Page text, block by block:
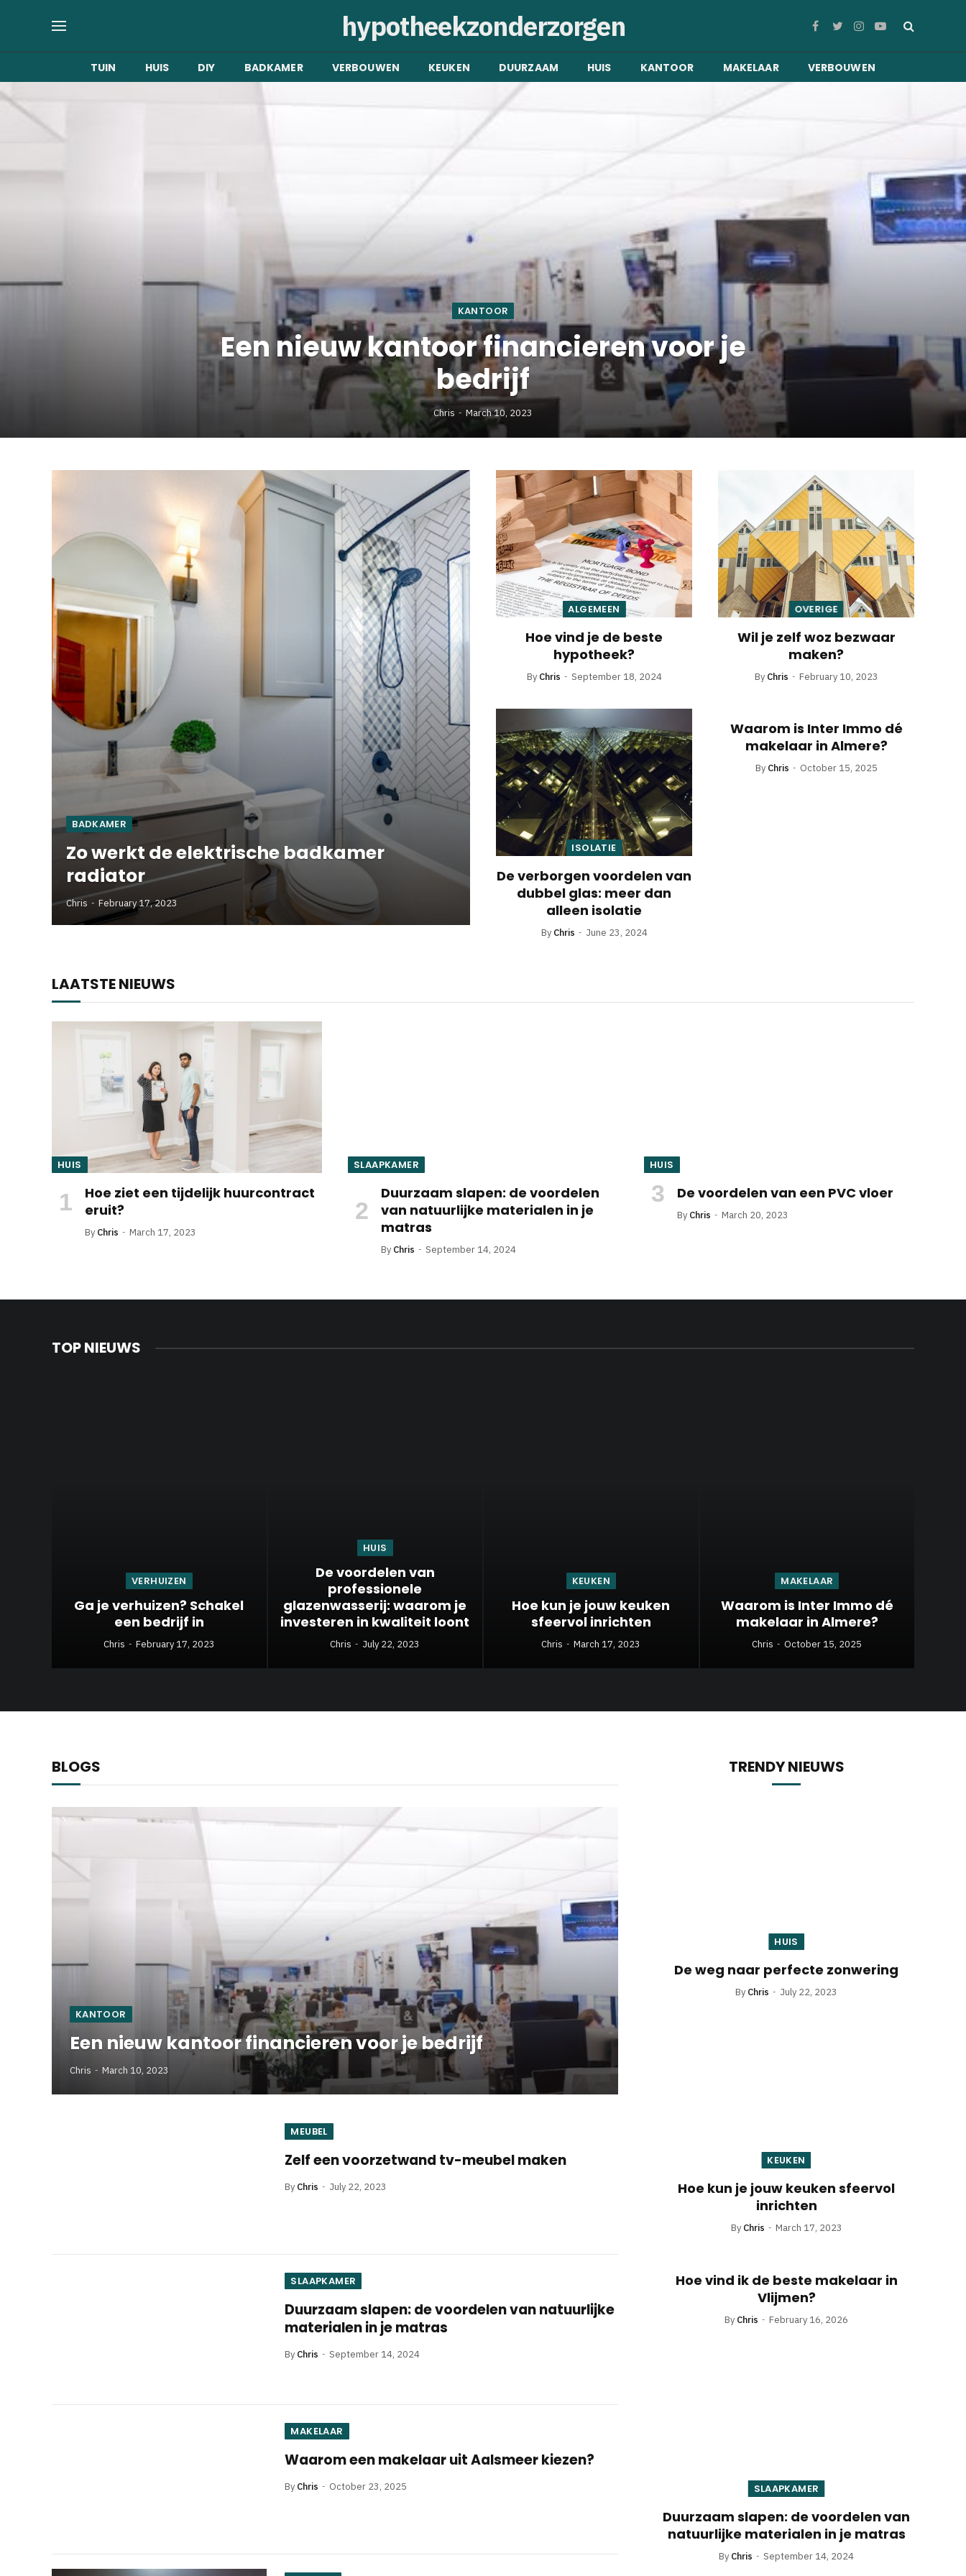
hypotheekzonderzorgen Facebook
TwitterInstagram
YouTube
TUIN HUIS DIY BADKAMER VERBOUWEN KEUKEN DUURZAAM HUIS KANTOOR MAKELAAR VERBOUWEN
KANTOOR
Een nieuw kantoor financieren voor je
bedrijf
Chris March 10, 2023
BADKAMER
Zo werkt de elektrische badkamer
radiator
Chris February 17, 2023
ALGEMEEN
Hoe vind je de beste
hypotheek?
By Chris September 18, 2024
OVERIGE
Wil je zelf woz bezwaar
maken?
By Chris February 10, 2023
ISOLATIE
De verborgen voordelen van
dubbel glas: meer dan
alleen isolatie
By Chris June 23, 2024
Waarom is Inter Immo dé
makelaar in Almere?
By Chris October 15, 2025
LAATSTE NIEUWS
HUIS
Hoe ziet een tijdelijk huurcontract
eruit?
By Chris March 17, 2023
SLAAPKAMER
Duurzaam slapen: de voordelen
van natuurlijke materialen in je
matras
By Chris September 14, 2024
HUIS
De voordelen van een PVC vloer
By Chris March 20, 2023
TOP NIEUWS
VERHUIZEN
Ga je verhuizen? Schakel
een bedrijf in
Chris February 17, 2023
HUIS
De voordelen van
professionele
glazenwasserij: waarom je
investeren in kwaliteit loont
Chris July 22, 2023
KEUKEN
Hoe kun je jouw keuken
sfeervol inrichten
Chris March 17, 2023
MAKELAAR
Waarom is Inter Immo dé
makelaar in Almere?
Chris October 15, 2025
BLOGS
KANTOOR
Een nieuw kantoor financieren voor je bedrijf
Chris March 10, 2023
MEUBEL
Zelf een voorzetwand tv-meubel maken
By Chris July 22, 2023
SLAAPKAMER
Duurzaam slapen: de voordelen van natuurlijke
materialen in je matras
By Chris September 14, 2024
MAKELAAR
Waarom een makelaar uit Aalsmeer kiezen?
By Chris October 23, 2025
TRENDY NIEUWS
HUIS
De weg naar perfecte zonwering
By Chris July 22, 2023
KEUKEN
Hoe kun je jouw keuken sfeervol
inrichten
By Chris March 17, 2023
Hoe vind ik de beste makelaar in
Vlijmen?
By Chris February 16, 2026
SLAAPKAMER
Duurzaam slapen: de voordelen van
natuurlijke materialen in je matras
By Chris September 14, 2024